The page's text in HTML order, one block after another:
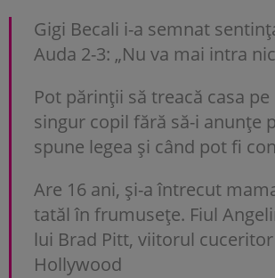
Gigi Becali i-a semnat
Auda 2-3: „Nu va mai intra
Pot părinții să treacă casa
singur copil fără să-i anunțe
spune legea și când pot fi
Are 16 ani, și-a întrecut
tatăl în frumusețe. Fiul
lui Brad Pitt, viitorul
Hollywood